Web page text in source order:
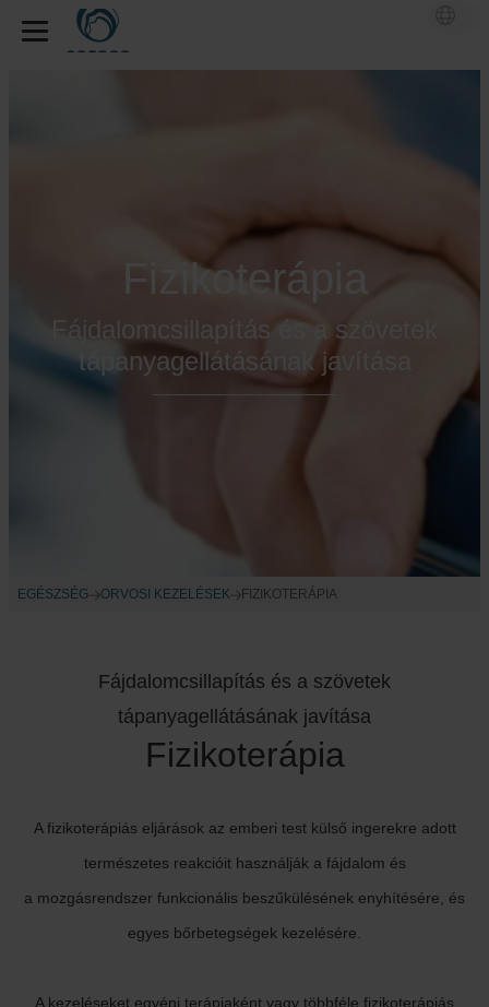
Fizikoterápia
Fájdalomcsillapítás és a szövetek
tápanyagellátásának javítása
EGÉSZSÉG ORVOSI KEZELÉSEK FIZIKOTERÁPIA
Fájdalomcsillapítás és a szövetek
tápanyagellátásának javítása
Fizikoterápia
A fizikoterápiás eljárások az emberi test külső ingerekre adott
természetes reakcióit használják a fájdalom és
a mozgásrendszer funkcionális beszűkülésének enyhítésére, és
egyes bőrbetegségek kezelésére.
A kezeléseket egyéni terápiaként vagy többféle fizikoterápiás